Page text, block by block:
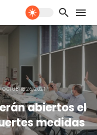
OCTUBRE 26, 2021
abiertos el
medidas